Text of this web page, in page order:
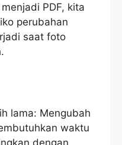
PDF, kita
perubahan
saat foto
lama: Mengubah
waktu